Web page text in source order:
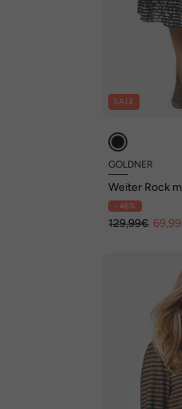
SALE
GOLDNER
Weiter Rock
- 46%
129,99€